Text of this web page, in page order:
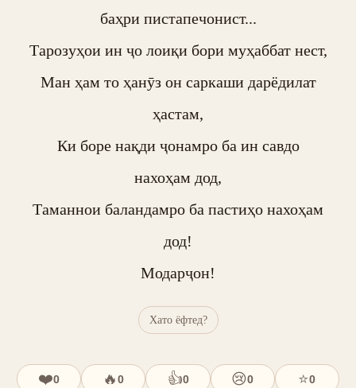
баҳри пистапечонист...
Тарозуҳои ин ҷо лоиқи бори муҳаббат нест,
Ман ҳам то ҳанӯз он саркаши дарёдилат
ҳастам,
Ки боре нақди ҷонамро ба ин савдо
нахоҳам дод,
Таманнои баландамро ба пастиҳо нахоҳам
дод!
Модарҷон!
Хато ёфтед?
❤️0 🔥0 👍0 😢0 ⭐0